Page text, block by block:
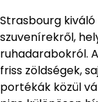
Strasbourg
szuvenírekről,
ruhadarabokról.
friss zöldségek,
portékák közül